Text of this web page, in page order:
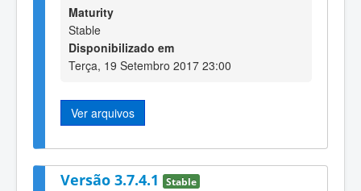
Maturity
Stable
Disponibilizado em
Terça, 19 Setembro 2017 23:00
Ver arquivos
Versão 3.7.4.1 Stable